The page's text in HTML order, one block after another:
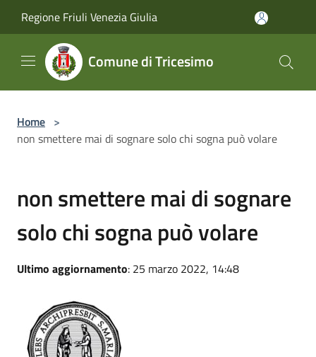
Regione Friuli Venezia Giulia
Comune di Tricesimo
Home >
non smettere mai di sognare solo chi sogna può volare
non smettere mai di sognare
solo chi sogna può volare
Ultimo aggiornamento: 25 marzo 2022, 14:48